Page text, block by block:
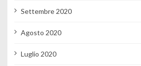
Settembre 2020
Agosto 2020
Luglio 2020